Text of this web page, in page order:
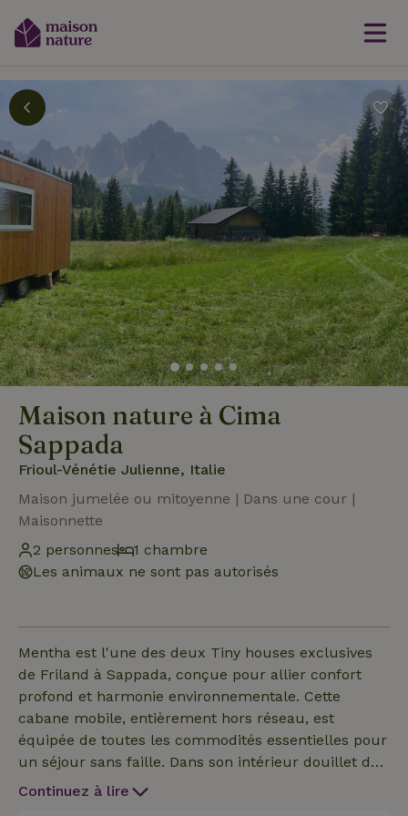
Maison nature à Cima
Sappada
Frioul-Vénétie Julienne, Italie
Maison jumelée ou mitoyenne | Dans une cour |
Maisonnette
2 personnes
1 chambre
Les animaux ne sont pas autorisés
Mentha est l'une des deux Tiny houses exclusives
de Friland à Sappada, conçue pour allier confort
profond et harmonie environnementale. Cette
cabane mobile, entièrement hors réseau, est
équipée de toutes les commodités essentielles pour
un séjour sans faille. Dans son intérieur douillet de
12 mètres carrés, tu trouveras un lit double
Continuez à lire